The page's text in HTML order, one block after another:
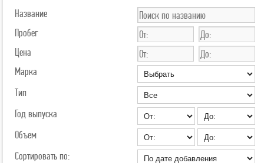
Название
Пробег
Цена
Марка
Тип
Год выпуска
Объем
Сортировать по: